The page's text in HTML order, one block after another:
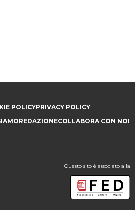
POLICYPRIVACY POLICY
REDAZIONECOLLABORA CON NOI
Questo sito è associato alla